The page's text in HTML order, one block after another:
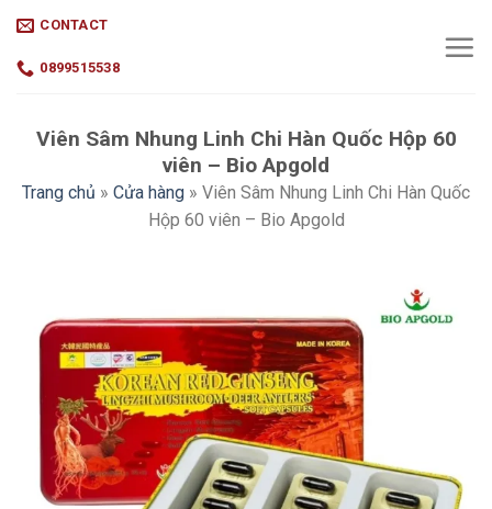
content
CONTACT
0899515538
Viên Sâm Nhung Linh Chi Hàn Quốc Hộp 60
viên – Bio Apgold
Trang chủ » Cửa hàng » Viên Sâm Nhung Linh Chi Hàn Quốc
Hộp 60 viên – Bio Apgold